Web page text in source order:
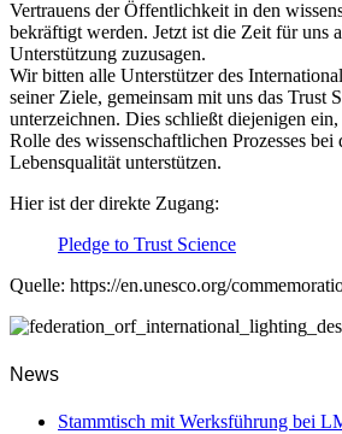
Vertrauens der Öffentlichkeit in den
bekräftigt werden. Jetzt ist die Zeit für uns
Unterstützung zuzusagen.
Wir bitten alle Unterstützer des
seiner Ziele, gemeinsam mit uns das Trust
unterzeichnen. Dies schließt diejenigen
Rolle des wissenschaftlichen Prozesses bei
Lebensqualität unterstützen.
Hier ist der direkte Zugang:
Pledge to Trust Science
Quelle: https://en.unesco.org/
News
Stammtisch mit Werksführung bei